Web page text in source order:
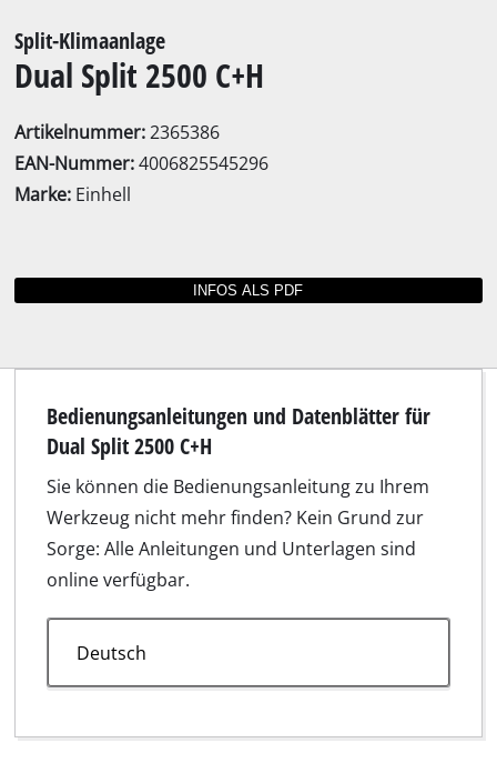
Split-Klimaanlage
Dual Split 2500 C+H
Artikelnummer:2365386
EAN-Nummer:4006825545296
Marke: Einhell